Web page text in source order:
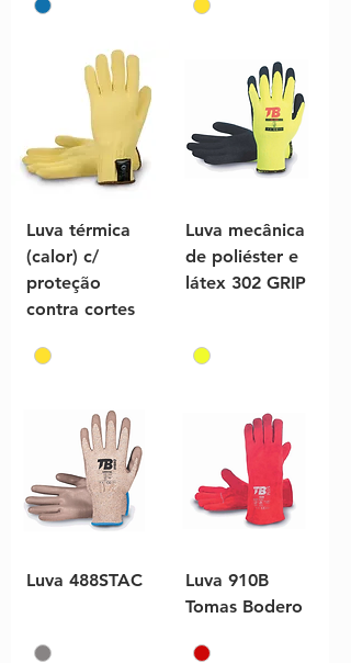
Luva térmica
(calor) c/
proteção
contra cortes
Luva mecânica
de poliéster e
látex 302 GRIP
Luva 488STAC
Luva 910B
Tomas Bodero